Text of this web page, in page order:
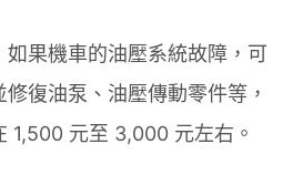
如果機車的油壓系統故障，可
復油泵、油壓傳動零件等，
1,500 元至 3,000 元左右。